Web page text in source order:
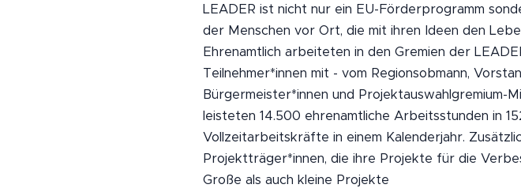
LEADER ist nicht nur ein EU-Förderprogramm
der Menschen vor Ort, die mit ihren Ideen den
Ehrenamtlich arbeiteten in den Gremien der
Teilnehmer*innen mit - vom Regionsobmann,
Bürgermeister*innen und Projektauswahlgremium-
leisteten 14.500 ehrenamtliche Arbeitsstunden in
Vollzeitarbeitskräfte in einem Kalenderjahr.
Projektträger*innen, die ihre Projekte für die
Große als auch kleine Projekte